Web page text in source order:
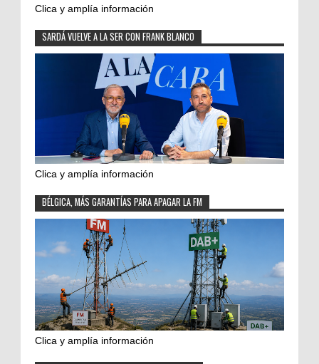
Clica y amplía información
SARDÁ VUELVE A LA SER CON FRANK BLANCO
Clica y amplía información
BÉLGICA, MÁS GARANTÍAS PARA APAGAR LA FM
Clica y amplía información